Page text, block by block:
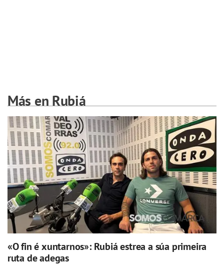
Más en Rubiá
«O fin é xuntarnos»: Rubiá estrea a súa primeira
ruta de adegas